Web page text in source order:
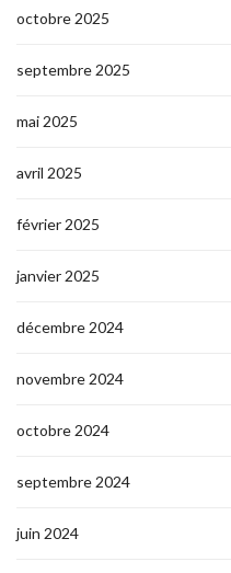
octobre 2025
septembre 2025
mai 2025
avril 2025
février 2025
janvier 2025
décembre 2024
novembre 2024
octobre 2024
septembre 2024
juin 2024